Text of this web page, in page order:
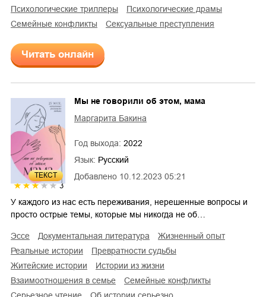
психологические триллеры
психологические драмы
семейные конфликты
сексуальные преступления
Читать онлайн
ТЕКСТ
3
Добавлено 10.12.2023 05:21
Мы не говорили об этом, мама
Маргарита Бакина
Год выхода: 2022
Язык: Русский
У каждого из нас есть переживания, нерешенные вопросы и
просто острые темы, которые мы никогда не об…
эссе документальная литература
жизненный опыт
реальные истории
превратности судьбы
житейские истории
истории из жизни
взаимоотношения в семье
семейные конфликты